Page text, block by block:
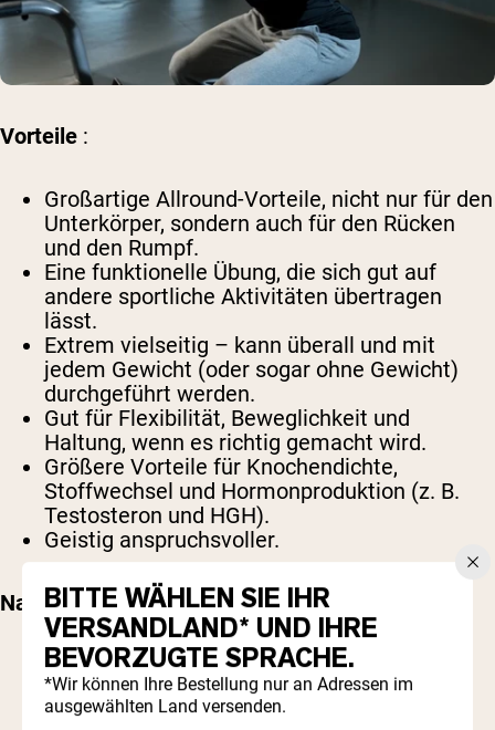
Vorteile :
Großartige Allround-Vorteile, nicht nur für den
Unterkörper, sondern auch für den Rücken
und den Rumpf.
Eine funktionelle Übung, die sich gut auf
andere sportliche Aktivitäten übertragen
lässt.
Extrem vielseitig – kann überall und mit
jedem Gewicht (oder sogar ohne Gewicht)
durchgeführt werden.
Gut für Flexibilität, Beweglichkeit und
Haltung, wenn es richtig gemacht wird.
Größere Vorteile für Knochendichte,
Stoffwechsel und Hormonproduktion (z. B.
Testosteron und HGH).
Geistig anspruchsvoller.
Nachteile :
Bei falscher Form besteht ein hohes
Verletzungsrisiko.
Für Kniebeugen mit hohen Gewichten ist
BITTE WÄHLEN SIE IHR
VERSANDLAND* UND IHRE
BEVORZUGTE SPRACHE.
*Wir können Ihre Bestellung nur an Adressen im
ausgewählten Land versenden.